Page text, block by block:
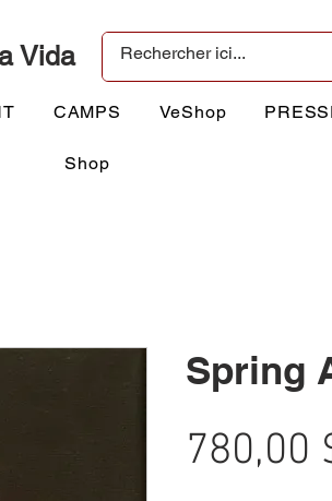
Vida
CAMPS VeShop
Shop
Spring
780,00